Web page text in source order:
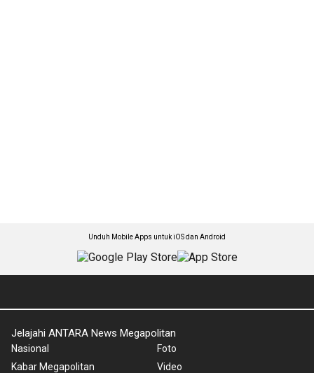
Unduh Mobile Apps untuk iOS dan Android
Jelajahi ANTARA News Megapolitan
Nasional
Kabar Megapolitan
Foto
Video